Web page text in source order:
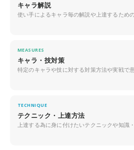
キャラ解説
使い手によるキャラ毎の解説や上達するため
MEASURES
キャラ・技対策
特定のキャラや技に対する対策方法や実戦で
TECHNIQUE
テクニック・上達方法
上達する為に身に付けたいテクニックや知識